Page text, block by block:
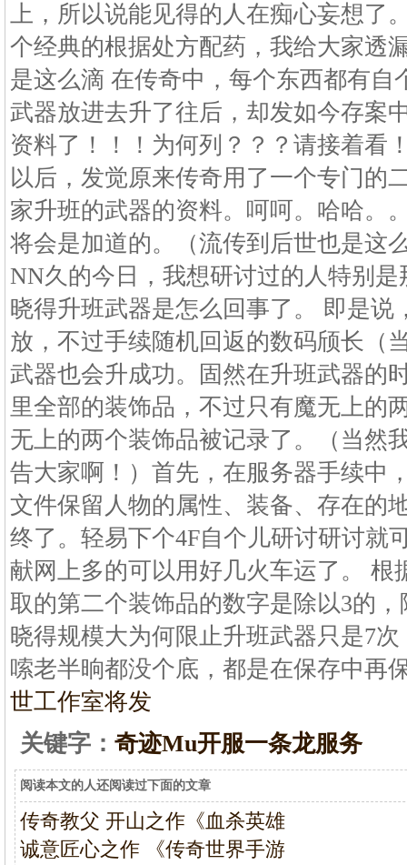
上，所以说能见得的人在痴心妄想了
个经典的根据处方配药，我给大家透
是这么滴 在传奇中，每个东西都有自
武器放进去升了往后，却发如今存案
资料了！！！为何列？？？请接着看
以后，发觉原来传奇用了一个专门的
家升班的武器的资料。呵呵。哈哈。
将会是加道的。（流传到后世也是这
NN久的今日，我想研讨过的人特别
晓得升班武器是怎么回事了。 即是说
放，不过手续随机回返的数码颀长（
武器也会升成功。固然在升班武器的
里全部的装饰品，不过只有魔无上的
无上的两个装饰品被记录了。（当然
告大家啊！）首先，在服务器手续中
文件保留人物的属性、装备、存在的
终了。轻易下个4F自个儿研讨研讨就
献网上多的可以用好几火车运了。 根
取的第二个装饰品的数字是除以3的
晓得规模大为何限止升班武器只是7
嗦老半晌都没个底，都是在保存中再
世工作室将发
关键字： 奇迹Mu开服一条龙服务
阅读本文的人还阅读过下面的文章
传奇教父 开山之作《血杀英雄
诚意匠心之作 《传奇世界手游